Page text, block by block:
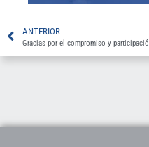
ANTERIOR